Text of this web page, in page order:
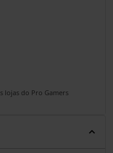
lojas do Pro Gamers